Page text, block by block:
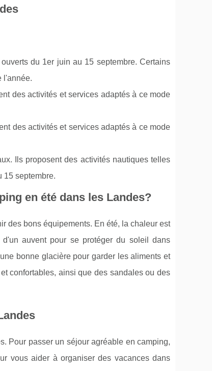
du 1er juin au 15 septembre. Certains
l'année.
des activités et services adaptés à ce mode
des activités et services adaptés à ce mode
Ils proposent des activités nautiques telles
15 septembre.
en été dans les Landes?
des bons équipements. En été, la chaleur est
auvent pour se protéger du soleil dans
bonne glacière pour garder les aliments et
confortables, ainsi que des sandales ou des
Pour passer un séjour agréable en camping,
vous aider à organiser des vacances dans